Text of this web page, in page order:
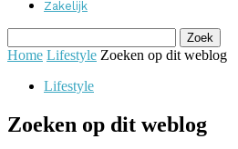
Zakelijk
Home Lifestyle Zoeken op dit weblog
Lifestyle
Zoeken op dit weblog